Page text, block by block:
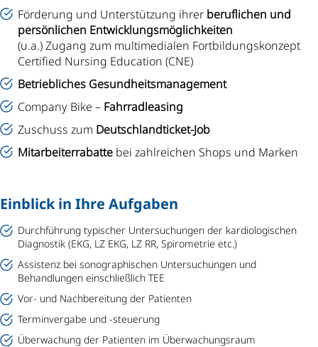
Förderung und Unterstützung ihrer beruflichen und
persönlichen Entwicklungsmöglichkeiten
(u.a.) Zugang zum multimedialen Fortbildungskonzept
Certified Nursing Education (CNE)
Betriebliches Gesundheitsmanagement
Company Bike – Fahrradleasing
Zuschuss zum Deutschlandticket-Job
Mitarbeiterrabatte bei zahlreichen Shops und Marken
Einblick in Ihre Aufgaben
Durchführung typischer Untersuchungen der kardiologischen
Diagnostik (EKG, LZ EKG, LZ RR, Spirometrie etc.)
Assistenz bei sonographischen Untersuchungen und
Behandlungen einschließlich TEE
Vor- und Nachbereitung der Patienten
Terminvergabe und -steuerung
Überwachung der Patienten im Überwachungsraum